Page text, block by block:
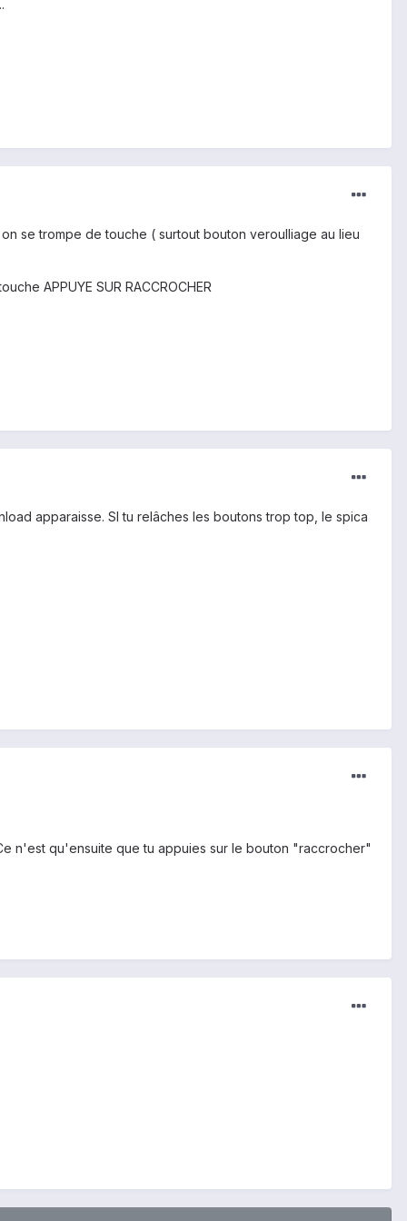
se trompe de touche ( surtout bouton veroulliage au lieu
APPUYE SUR RACCROCHER
apparaisse. SI tu relâches les boutons trop top, le spica
n'est qu'ensuite que tu appuies sur le bouton "raccrocher"